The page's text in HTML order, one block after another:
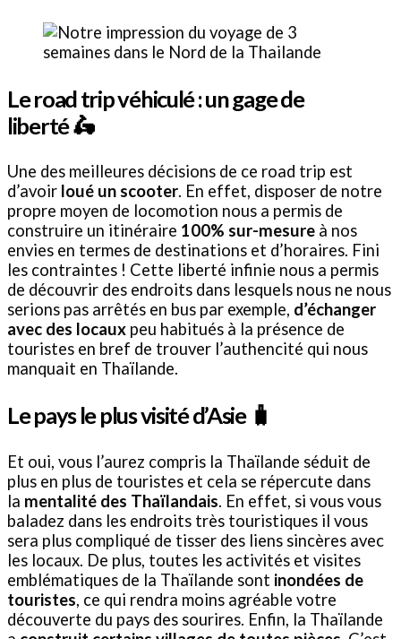
Le road trip véhiculé : un gage de
liberté🛵
Une des meilleures décisions de ce road trip est
d’avoir loué un scooter. En effet, disposer de notre
propre moyen de locomotion nous a permis de
construire un itinéraire 100% sur-mesure à nos
envies en termes de destinations et d’horaires. Fini
les contraintes ! Cette liberté infinie nous a permis
de découvrir des endroits dans lesquels nous ne nous
serions pas arrêtés en bus par exemple, d’échanger
avec des locaux peu habitués à la présence de
touristes en bref de trouver l’authencité qui nous
manquait en Thaïlande.
Le pays le plus visité d’Asie🧳
Et oui, vous l’aurez compris la Thaïlande séduit de
plus en plus de touristes et cela se répercute dans
la mentalité des Thaïlandais. En effet, si vous vous
baladez dans les endroits très touristiques il vous
sera plus compliqué de tisser des liens sincères avec
les locaux. De plus, toutes les activités et visites
emblématiques de la Thaïlande sont inondées de
touristes, ce qui rendra moins agréable votre
découverte du pays des sourires. Enfin, la Thaïlande